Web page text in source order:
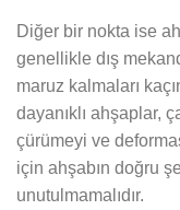
Diğer bir nokta ise
genellikle dış
maruz kalmaları
dayanıklı ahşaplar,
çürümeyi ve
için ahşabın doğru
unutulmamalıdır.